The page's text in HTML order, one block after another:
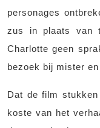
personages
zus in plaats van
Charlotte geen
bezoek bij mister
Dat de film
koste van het